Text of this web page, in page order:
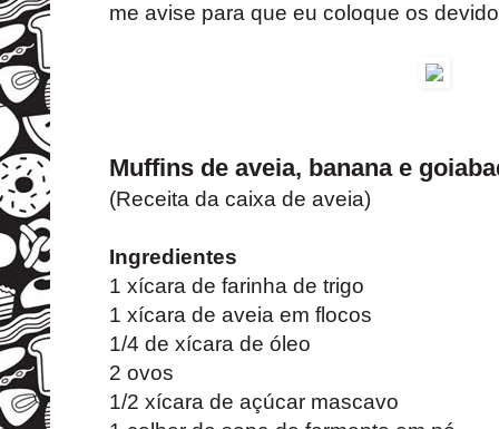
me avise para que eu coloque os
Muffins de aveia, banana e
(Receita da caixa de aveia)
Ingredientes
1 xícara de farinha de trigo
1 xícara de aveia em flocos
1/4 de xícara de óleo
2 ovos
1/2 xícara de açúcar mascavo